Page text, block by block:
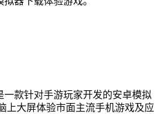
一款针对手游玩家开发的安卓模拟
上大屏体验市面主流手机游戏及应